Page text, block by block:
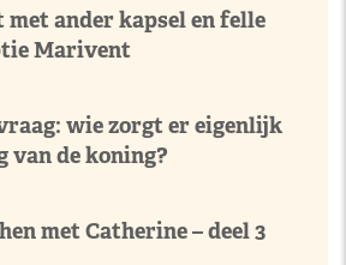
ander kapsel en felle
Marivent
wie zorgt er eigenlijk
van de koning?
met Catherine – deel 3